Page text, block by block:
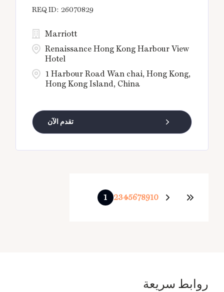
26070829
1 Harbour Road Wan chai, Hong Kong,
Hong Kong Island, China
Marriott
Renaissance Hong Kong Harbour View
Hotel
تقدم الآن
1 2345678910
روابط سريعة